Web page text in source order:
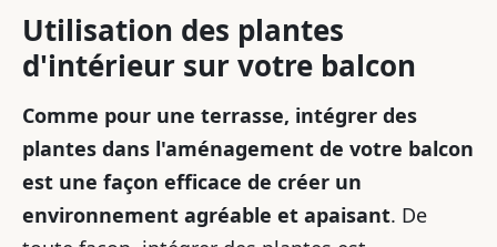
Utilisation des plantes
d'intérieur sur votre balcon
Comme pour une terrasse, intégrer des
plantes dans l'aménagement de votre balcon
est une façon efficace de créer un
environnement agréable et apaisant. De